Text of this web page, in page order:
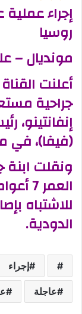
إجراء
روسيا
مونديال –
أعلنت
جراحية
إنفانتينو،
(فيفا)، في
ونقلت ابنة
للاشتباه
الدودية.
إجراء
عاجلة